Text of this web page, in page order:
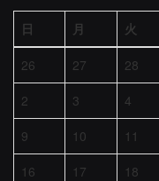
日 月 火
26 27 28
2
3 4
9
10 11
16
17 18